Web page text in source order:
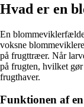
Hvad er en
En
voksne
på frugttræer. Når
på frugten, hvilket
frugthaver.
Funktionen af